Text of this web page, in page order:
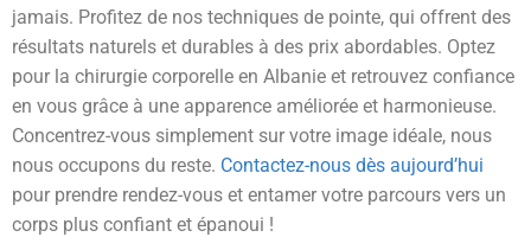
jamais. Profitez de nos techniques de pointe, qui offrent des
résultats naturels et durables à des prix abordables. Optez
pour la chirurgie corporelle en Albanie et retrouvez confiance
en vous grâce à une apparence améliorée et harmonieuse.
Concentrez-vous simplement sur votre image idéale, nous
nous occupons du reste. Contactez-nous dès aujourd’hui
pour prendre rendez-vous et entamer votre parcours vers un
corps plus confiant et épanoui !